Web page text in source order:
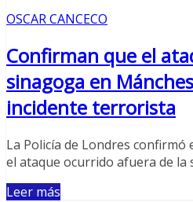
OSCAR CANCECO
Confirman que el
sinagoga en
incidente terrorista
La Policía de Londres confirmó
el ataque ocurrido afuera de la
Leer más